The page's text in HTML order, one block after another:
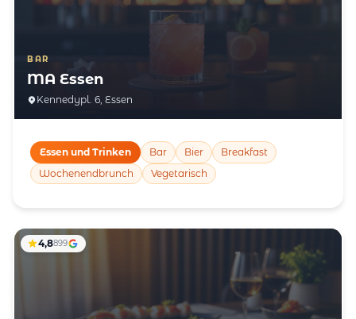
BAR
MA Essen
Kennedypl. 6, Essen
Essen und Trinken Bar Bier
Breakfast
Wochenendbrunch
Vegetarisch
4,8899